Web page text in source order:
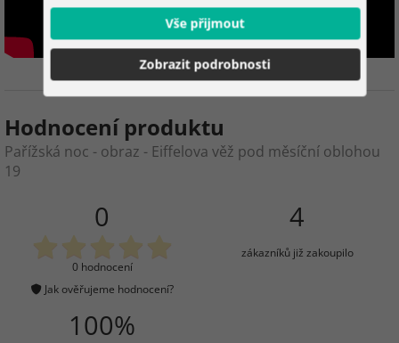
Hodnocení produktu
Pařížská noc - obraz - Eiffelova věž pod měsíční oblohou
19
0
0 hodnocení
Jak ověřujeme hodnocení?
4
zákazníků již zakoupilo
100%
Vše přijmout
Zobrazit podrobnosti